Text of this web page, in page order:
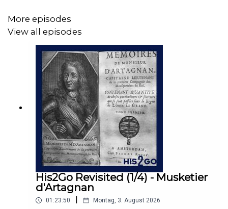
LITERATUR
Bremm, Klaus-Jürgen: Amerikas unwahrscheinlicher
Sieg. Der Unabhängigkeitskrieg von 1775 bis 1783,
Daughan, George: Lexington and Concord. The Battle
Heard Round the World, 2018.
More episodes
View all episodes
His2Go Revisited (1/4) - Musketier
d'Artagnan
01:23:50 Montag, 3. August 2026